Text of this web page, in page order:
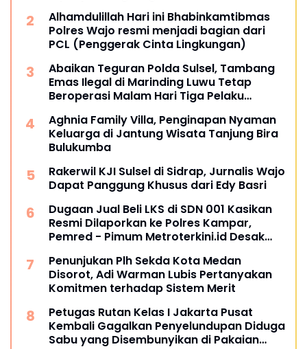
Alhamdulillah Hari ini Bhabinkamtibmas
Polres Wajo resmi menjadi bagian dari
PCL (Penggerak Cinta Lingkungan)
Abaikan Teguran Polda Sulsel, Tambang
Emas Ilegal di Marinding Luwu Tetap
Beroperasi Malam Hari Tiga Pelaku
Aghnia Family Villa, Penginapan Nyaman
Keluarga di Jantung Wisata Tanjung Bira
Bulukumba
Rakerwil KJI Sulsel di Sidrap, Jurnalis Wajo
Dapat Panggung Khusus dari Edy Basri
Dugaan Jual Beli LKS di SDN 001 Kasikan
Resmi Dilaporkan ke Polres Kampar,
Pemred - Pimum Metroterkini.id Desak
Penunjukan Plh Sekda Kota Medan
Disorot, Adi Warman Lubis Pertanyakan
Komitmen terhadap Sistem Merit
Petugas Rutan Kelas I Jakarta Pusat
Kembali Gagalkan Penyelundupan Diduga
Sabu yang Disembunyikan di Pakaian